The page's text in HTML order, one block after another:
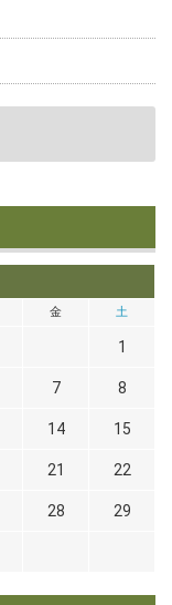
金 土
1
7 8
14 15
21 22
28 29